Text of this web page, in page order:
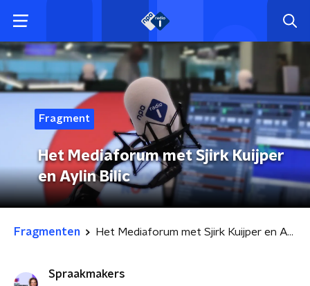
Fragment
Het Mediaforum met Sjirk Kuijper
en Aylin Bilic
Fragmenten Het Mediaforum met Sjirk Kuijper en Aylin Bilic
Spraakmakers